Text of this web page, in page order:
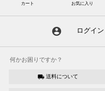
カート お気に入り
account_circle ログイン
何かお困りですか？
local_shipping 送料について